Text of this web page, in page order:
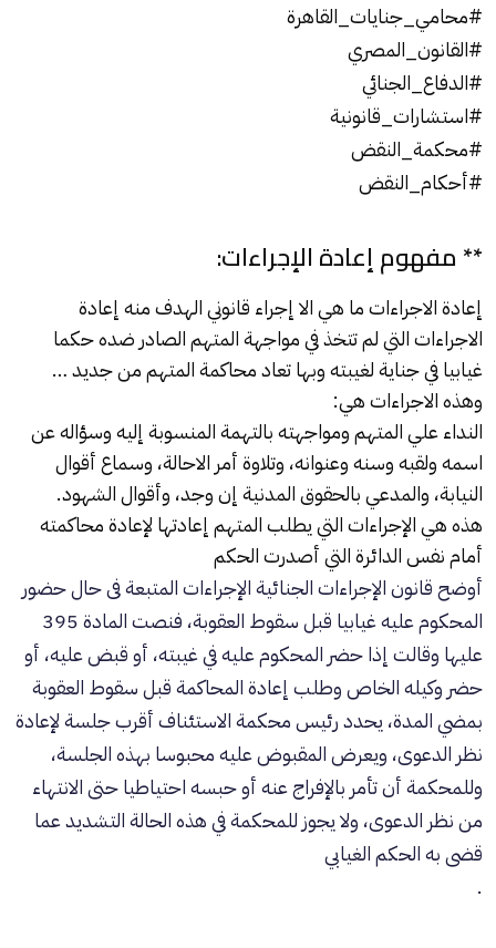
#محامي_جنايات_القاهرة
#القانون_المصري
#الدفاع_الجنائي
#استشارات_قانونية
#محكمة_النقض
#أحكام_النقض
** مفهوم إعادة الإجراءات:
إعادة الاجراءات ما هي الا إجراء قانوني الهدف منه إعادة
الاجراءات التي لم تتخذ في مواجهة المتهم الصادر ضده حكما
غيابيا في جناية لغيبته وبها تعاد محاكمة المتهم من جديد …
وهذه الاجراءات هي:
النداء علي المتهم ومواجهته بالتهمة المنسوبة إليه وسؤاله عن
اسمه ولقبه وسنه وعنوانه، وتلاوة أمر الاحالة، وسماع أقوال
النيابة، والمدعي بالحقوق المدنية إن وجد، وأقوال الشهود.
هذه هي الإجراءات التي يطلب المتهم إعادتها لإعادة محاكمته
أمام نفس الدائرة التي أصدرت الحكم
أوضح قانون الإجراءات الجنائية الإجراءات المتبعة فى حال حضور
المحكوم عليه غيابيا قبل سقوط العقوبة، فنصت المادة 395
عليها وقالت إذا حضر المحكوم عليه في غيبته، أو قبض عليه، أو
حضر وكيله الخاص وطلب إعادة المحاكمة قبل سقوط العقوبة
بمضي المدة، يحدد رئيس محكمة الاستئناف أقرب جلسة لإعادة
نظر الدعوى، ويعرض المقبوض عليه محبوسا بهذه الجلسة،
وللمحكمة أن تأمر بالإفراج عنه أو حبسه احتياطيا حتى الانتهاء
من نظر الدعوى، ولا يجوز للمحكمة في هذه الحالة التشديد عما
قضى به الحكم الغيابي
.